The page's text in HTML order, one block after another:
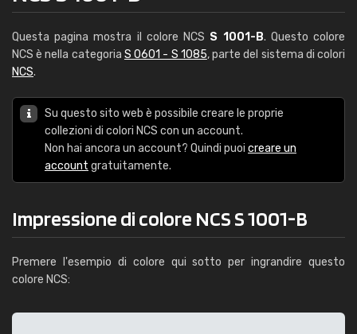
Questa pagina mostra il colore NCS S 1001-B. Questo colore
NCS è nella categoria S 0601 - S 1085, parte del sistema di colori
NCS.
Su questo sito web è possibile creare le proprie
collezioni di colori NCS con un account.
Non hai ancora un account? Quindi puoi creare un
account gratuitamente.
Impressione di colore NCS S 1001-B
Premere l'esempio di colore qui sotto per ingrandire questo
colore NCS: